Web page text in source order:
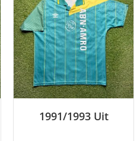
1991/1993 Uit